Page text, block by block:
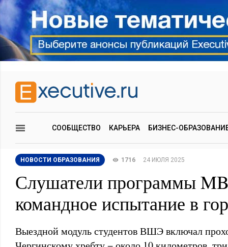
СООБЩЕСТВО КАРЬЕРА БИЗНЕС-
НОВОСТИ ОБРАЗОВАНИЯ 1716 24 ИЮЛЯ 2025
Слушатели программы
командное испытание в
Выездной модуль студентов ВШЭ включал